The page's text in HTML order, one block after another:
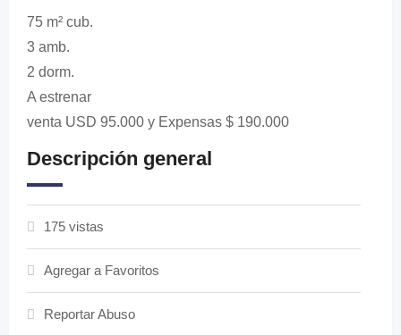
75 m² cub.
3 amb.
2 dorm.
A estrenar
venta USD 95.000 y Expensas $ 190.000
Descripción general
175 vistas
Agregar a Favoritos
Reportar Abuso